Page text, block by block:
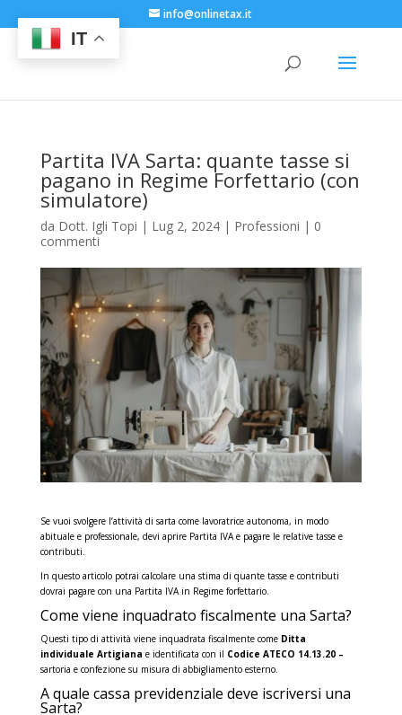
info@onlinetax.it
Partita IVA Sarta: quante tasse si
pagano in Regime Forfettario (con
simulatore)
da Dott. Igli Topi | Lug 2, 2024| Professioni | 0
commenti
Se vuoi svolgere l’attività di sarta come lavoratrice autonoma, in modo
abituale e professionale, devi aprire Partita IVA e pagare le relative tasse e
contributi.
In questo articolo potrai calcolare una stima di quante tasse e contributi
dovrai pagare con una Partita IVA in Regime forfettario.
Come viene inquadrato fiscalmente una Sarta?
Questi tipo di attività viene inquadrata fiscalmente come Ditta
individuale Artigiana e identificata con il Codice ATECO 14.13.20 –
sartoria e confezione su misura di abbigliamento esterno.
A quale cassa previdenziale deve iscriversi una
Sarta?
IT